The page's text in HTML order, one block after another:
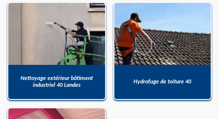
Nettoyage extérieur bâtiment
industriel 40 Landes
Hydrofuge de toiture 40